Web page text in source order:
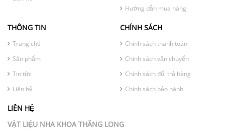
Hướng dẫn mua hàng
THÔNG TIN
Trang chủ
Sản phẩm
Tin tức
Liên hệ
CHÍNH SÁCH
Chính sách thanh toán
Chính sách vận chuyển
Chính sách đổi trả hàng
Chính sách bảo hành
LIÊN HỆ
VẬT LIỆU NHA KHOA THĂNG LONG